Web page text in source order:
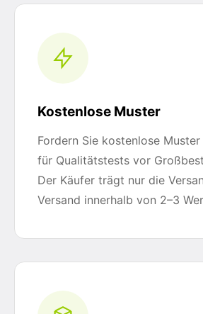
Kostenlose Muster
Fordern Sie kostenlose
für Qualitätstests vor
Der Käufer trägt nur die
Versand innerhalb von 2–3